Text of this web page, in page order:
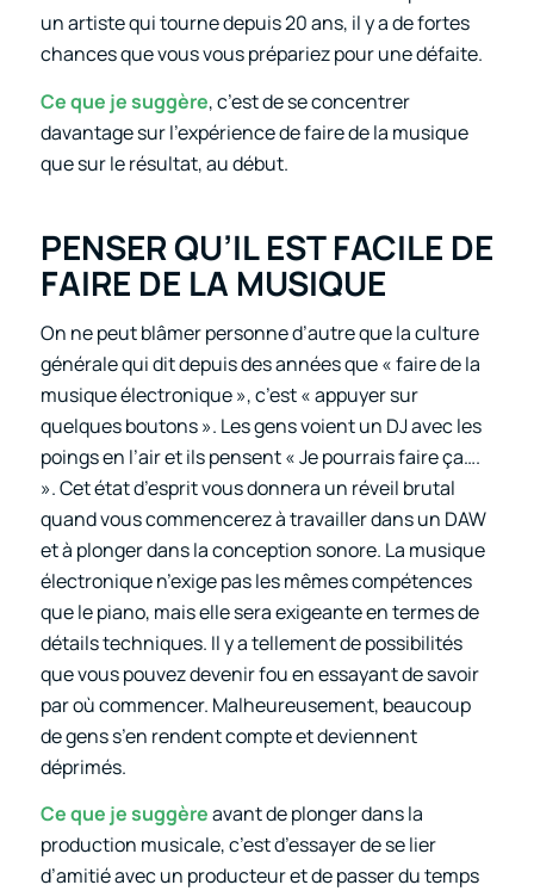
un artiste qui tourne depuis 20 ans, il y a de fortes
chances que vous vous prépariez pour une défaite.
Ce que je suggère, c’est de se concentrer
davantage sur l’expérience de faire de la musique
que sur le résultat, au début.
PENSER QU’IL EST FACILE DE
FAIRE DE LA MUSIQUE
On ne peut blâmer personne d’autre que la culture
générale qui dit depuis des années que « faire de la
musique électronique », c’est « appuyer sur
quelques boutons ». Les gens voient un DJ avec les
poings en l’air et ils pensent « Je pourrais faire ça….
». Cet état d’esprit vous donnera un réveil brutal
quand vous commencerez à travailler dans un DAW
et à plonger dans la conception sonore. La musique
électronique n’exige pas les mêmes compétences
que le piano, mais elle sera exigeante en termes de
détails techniques. Il y a tellement de possibilités
que vous pouvez devenir fou en essayant de savoir
par où commencer. Malheureusement, beaucoup
de gens s’en rendent compte et deviennent
déprimés.
Ce que je suggèreavant de plonger dans la
production musicale, c’est d’essayer de se lier
d’amitié avec un producteur et de passer du temps